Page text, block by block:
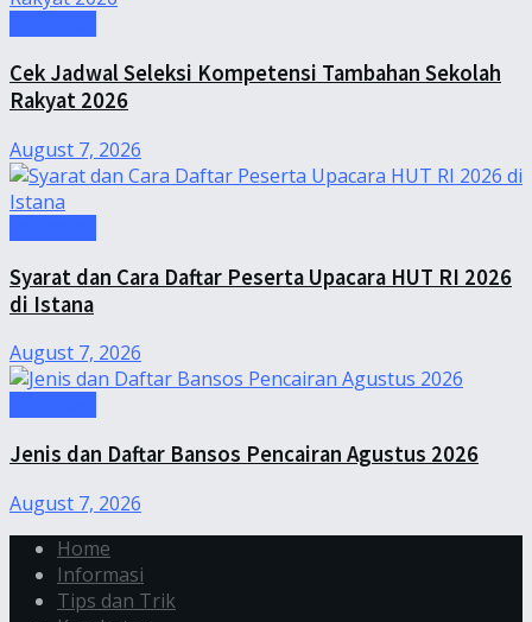
Cek Jadwal Seleksi Kompetensi Tambahan Sekolah
Rakyat 2026
August 7, 2026
Syarat dan Cara Daftar Peserta Upacara HUT RI 2026
di Istana
August 7, 2026
Jenis dan Daftar Bansos Pencairan Agustus 2026
August 7, 2026
Home
Informasi
Tips dan Trik